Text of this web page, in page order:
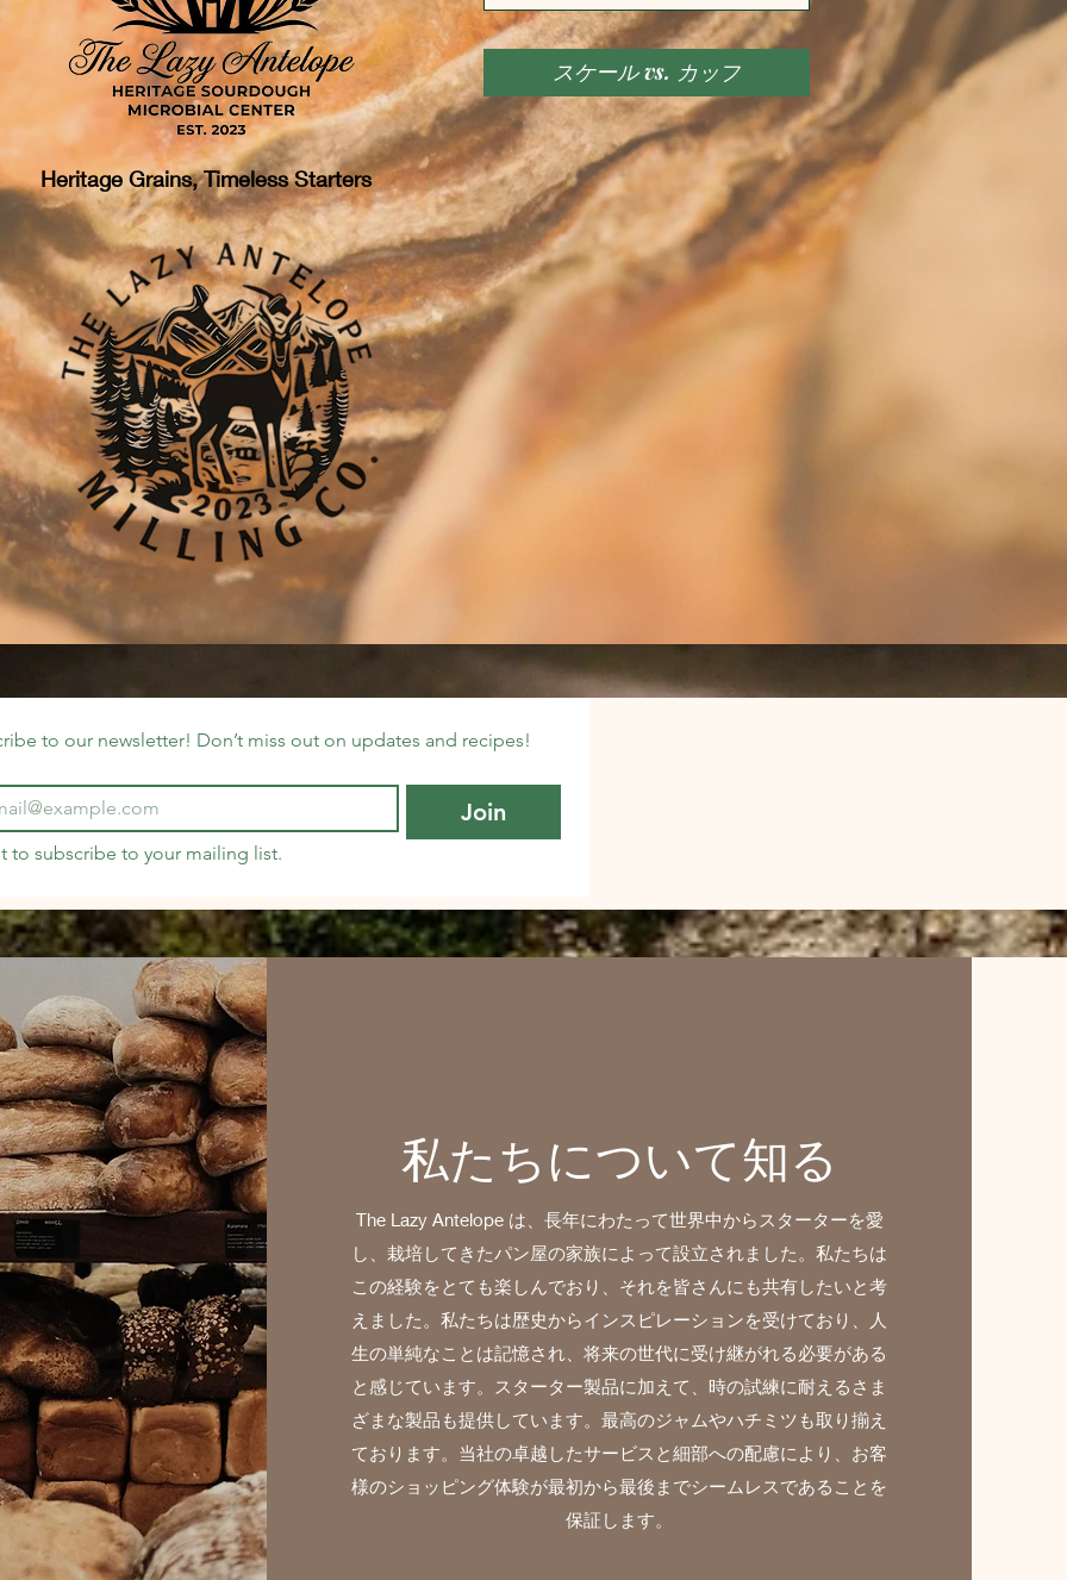
スケール vs. カップ
Heritage Grains, Timeless Starters
to our newsletter! Don’t miss out on updates and recipes!
Join
to subscribe to your mailing list.
私たちについて知る
The Lazy Antelope は、長年にわたって世界中からスターターを愛
し、栽培してきたパン屋の家族によって設立されました。私たちは
この経験をとても楽しんでおり、それを皆さんにも共有したいと考
えました。私たちは歴史からインスピレーションを受けており、人
生の単純なことは記憶され、将来の世代に受け継がれる必要がある
と感じています。スターター製品に加えて、時の試練に耐えるさま
ざまな製品も提供しています。最高のジャムやハチミツも取り揃え
ております。当社の卓越したサービスと細部への配慮により、お客
様のショッピング体験が最初から最後までシームレスであることを
保証します。